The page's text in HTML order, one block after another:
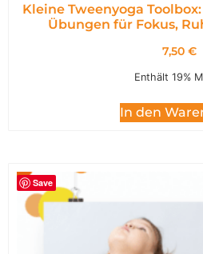
Kleine Tweenyoga
Übungen für Fokus,
7,50 €
Enthält 19%
In den
Save